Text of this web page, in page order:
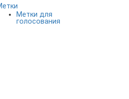
Метки для
голосования